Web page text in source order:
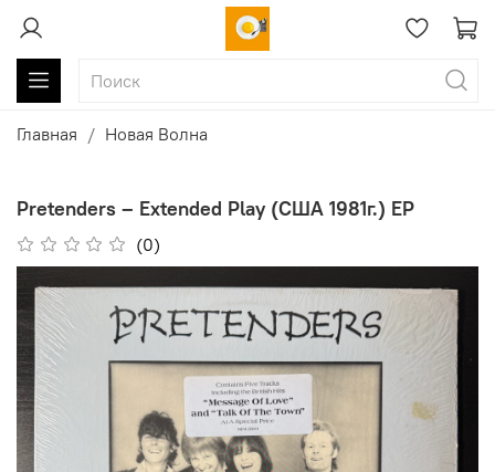
Главная Новая Волна
Pretenders – Extended Play (США 1981г.) EP
(0)